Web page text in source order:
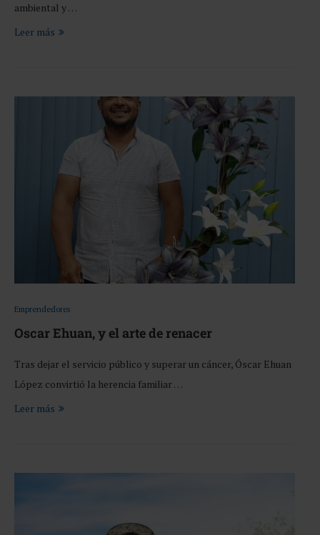
ambiental y …
Leer más
Emprendedores
Oscar Ehuan, y el arte de renacer
Tras dejar el servicio público y superar un cáncer, Óscar Ehuan
López convirtió la herencia familiar …
Leer más